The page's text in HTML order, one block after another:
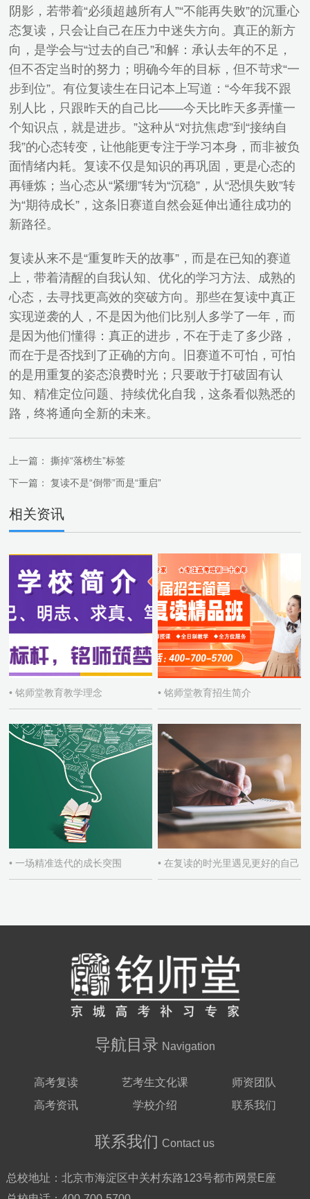
阴影，若带着“必须超越所有人”“不能再失败”的沉重心
态复读，只会让自己在压力中迷失方向。真正的新方
向，是学会与“过去的自己”和解：承认去年的不足，
但不否定当时的努力；明确今年的目标，但不苛求“一
步到位”。有位复读生在日记本上写道：“今年我不跟
别人比，只跟昨天的自己比——今天比昨天多弄懂一
个知识点，就是进步。”这种从“对抗焦虑”到“接纳自
我”的心态转变，让他能更专注于学习本身，而非被负
面情绪内耗。复读不仅是知识的再巩固，更是心态的
再锤炼；当心态从“紧绷”转为“沉稳”，从“恐惧失败”转
为“期待成长”，这条旧赛道自然会延伸出通往成功的
新路径。
复读从来不是“重复昨天的故事”，而是在已知的赛道
上，带着清醒的自我认知、优化的学习方法、成熟的
心态，去寻找更高效的突破方向。那些在复读中真正
实现逆袭的人，不是因为他们比别人多学了一年，而
是因为他们懂得：真正的进步，不在于走了多少路，
而在于是否找到了正确的方向。旧赛道不可怕，可怕
的是用重复的姿态浪费时光；只要敢于打破固有认
知、精准定位问题、持续优化自我，这条看似熟悉的
路，终将通向全新的未来。
上一篇：
撕掉“落榜生”标签
下一篇：
复读不是“倒带”而是“重启”
相关资讯
• 铭师堂教育教学理念 • 铭师堂教育招生简介
• 一场精准迭代的成长突围 • 在复读的时光里遇见更好的自己
导航目录 Navigation
高考复读 艺考生文化课
师资团队
高考资讯
学校介绍 联系我们
联系我们 Contact us
总校地址： 北京市海淀区中关村东路123号都市网景E座